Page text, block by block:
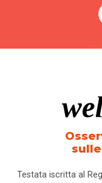
Testata iscritta al